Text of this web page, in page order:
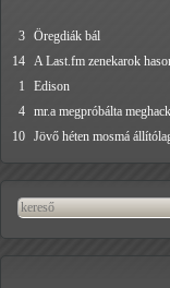
3 Öregdiák bál
14 A Last.fm zenekarok
1
Edison
4 mr.a megpróbálta
10 Jövő héten mosmá